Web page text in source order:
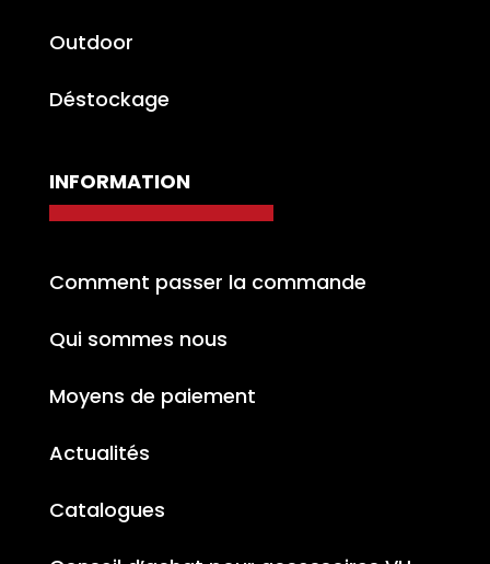
Outdoor
Déstockage
INFORMATION
Comment passer la commande
Qui sommes nous
Moyens de paiement
Actualités
Catalogues